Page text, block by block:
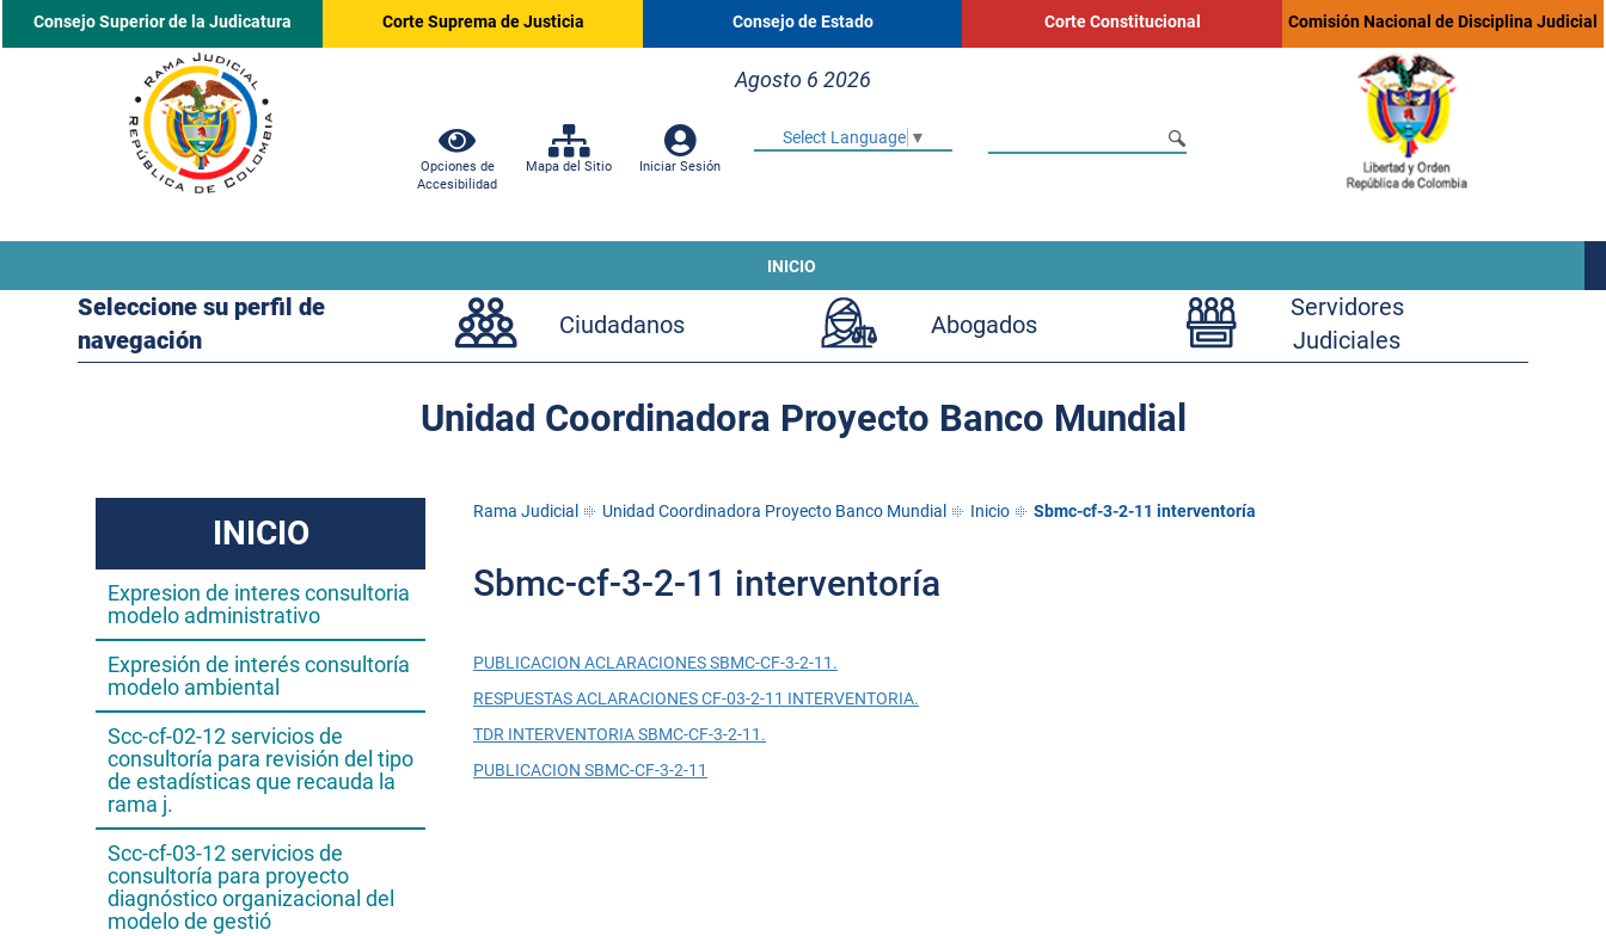
Consejo Superior de la Judicatura Corte Suprema de Justicia Consejo de Estado Corte Constitucional Comisión Nacional de Disciplina Judicial
Agosto 6 2026
Opciones de
Accesibilidad
Mapa del Sitio Iniciar Sesión
Select Language ▼
INICIO
Seleccione su perfil de
navegación
Ciudadanos Abogados
Servidores
Judiciales
Unidad Coordinadora Proyecto Banco Mundial
INICIO
Expresion de interes consultoria
modelo administrativo
Expresión de interés consultoría
modelo ambiental
Scc-cf-02-12 servicios de
consultoría para revisión del tipo
de estadísticas que recauda la
rama j.
Scc-cf-03-12 servicios de
consultoría para proyecto
diagnóstico organizacional del
modelo de gestió
Rama Judicial Unidad Coordinadora Proyecto Banco Mundial Inicio Sbmc-cf-3-2-11 interventoría
Sbmc-cf-3-2-11 interventoría
PUBLICACION ACLARACIONES SBMC-CF-3-2-11.
RESPUESTAS ACLARACIONES CF-03-2-11 INTERVENTORIA.
TDR INTERVENTORIA SBMC-CF-3-2-11.
PUBLICACION SBMC-CF-3-2-11